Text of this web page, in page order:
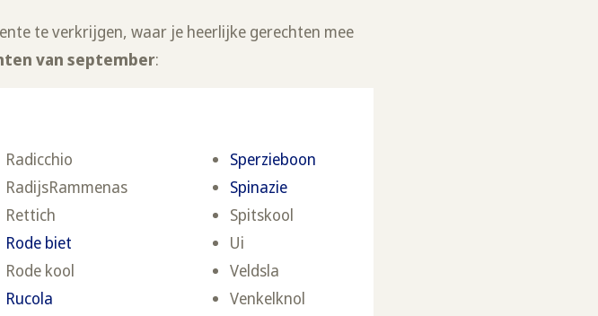
te verkrijgen, waar je heerlijke gerechten mee
van september:
Radicchio
RadijsRammenas
Rettich
Rode biet
Rode kool
Rucola
Sperzieboon
Spinazie
Spitskool
Ui
Veldsla
Venkelknol